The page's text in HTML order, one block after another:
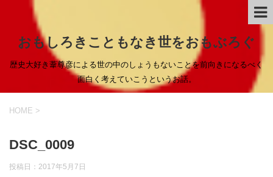
おもしろきこともなき世をおもぶろぐ
歴史大好き葦尊彦による世の中のしょうもないことを前向きになるべく
面白く考えていこうというお話。
HOME >
DSC_0009
投稿日： 2017年5月7日